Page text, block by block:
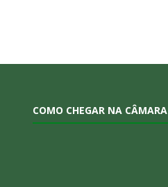
COMO CHEGAR NA CÂMARA